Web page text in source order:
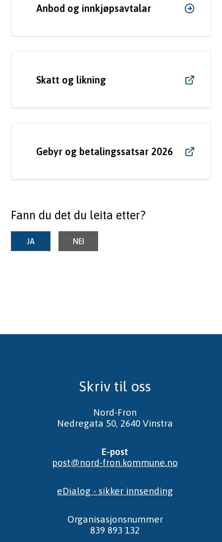
Anbod og innkjøpsavtalar
Skatt og likning
Gebyr og betalingssatsar 2026
Fann du det du leita etter?
JA NEI
Skriv til oss
Nord-Fron
Nedregata 50, 2640 Vinstra
E-post
post@nord-fron.kommune.no
eDialog - sikker innsending
Organisasjonsnummer
839 893 132